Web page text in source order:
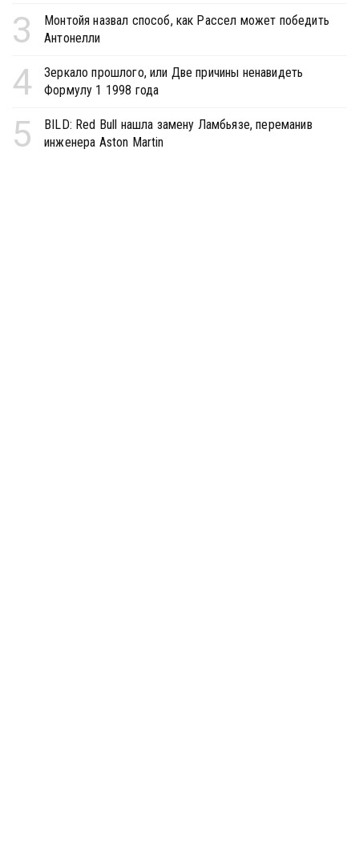
3
Монтойя назвал способ, как Рассел может победить
Антонелли
4
Зеркало прошлого, или Две причины ненавидеть
Формулу 1 1998 года
5
BILD: Red Bull нашла замену Ламбьязе, переманив
инженера Aston Martin